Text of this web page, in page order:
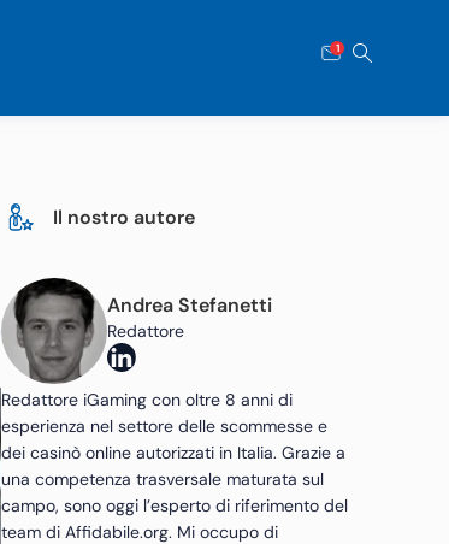
1
Il nostro autore
Andrea Stefanetti
Redattore
Redattore iGaming con oltre 8 anni di
esperienza nel settore delle scommesse e
dei casinò online autorizzati in Italia. Grazie a
una competenza trasversale maturata sul
campo, sono oggi l’esperto di riferimento del
team di Affidabile.org. Mi occupo di